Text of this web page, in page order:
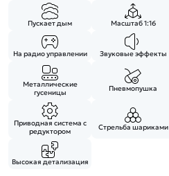
Пускает дым Масштаб 1:16
На радио управлении Звуковые эффекты
Металлические
гусеницы
Пневмопушка
Приводная система с
редуктором
Стрельба шариками
Высокая детализация
Квадрокоптеры
Машинки
Танки
Вертолеты
Катера
Роботы
Самолеты
Сборные модели
Детские электромобили
Информация
Оптовые продажи
Статьи про беспилотники
Обзор квадрокоптеров
Аренда Квадрокоптеров
Покупка в кредит
Покупателю
Контакты
Оплата и доставка
Помощь
Отследить заказ